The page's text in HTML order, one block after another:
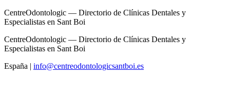
CentreOdontologic — Directorio de Clínicas Dentales y
Especialistas en Sant Boi
CentreOdontologic — Directorio de Clínicas Dentales y
Especialistas en Sant Boi
España | info@centreodontologicsantboi.es